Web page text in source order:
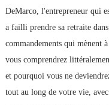
DeMarco, l'entrepreneur qui
a failli prendre sa retraite
commandements qui mènent
vous comprendrez
et pourquoi vous ne
tout au long de votre vie,